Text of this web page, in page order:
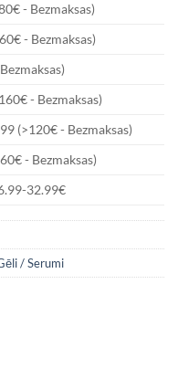
- Bezmaksas)
- Bezmaksas)
- Bezmaksas)
(>120€ - Bezmaksas)
- Bezmaksas)
32.99€
/ Serumi